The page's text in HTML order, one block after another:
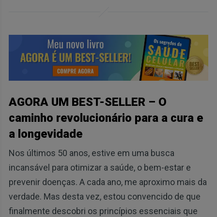
AGORA UM BEST-SELLER – O
caminho revolucionário para a cura e
a longevidade
Nos últimos 50 anos, estive em uma busca
incansável para otimizar a saúde, o bem-estar e
prevenir doenças. A cada ano, me aproximo mais da
verdade. Mas desta vez, estou convencido de que
finalmente descobri os princípios essenciais que